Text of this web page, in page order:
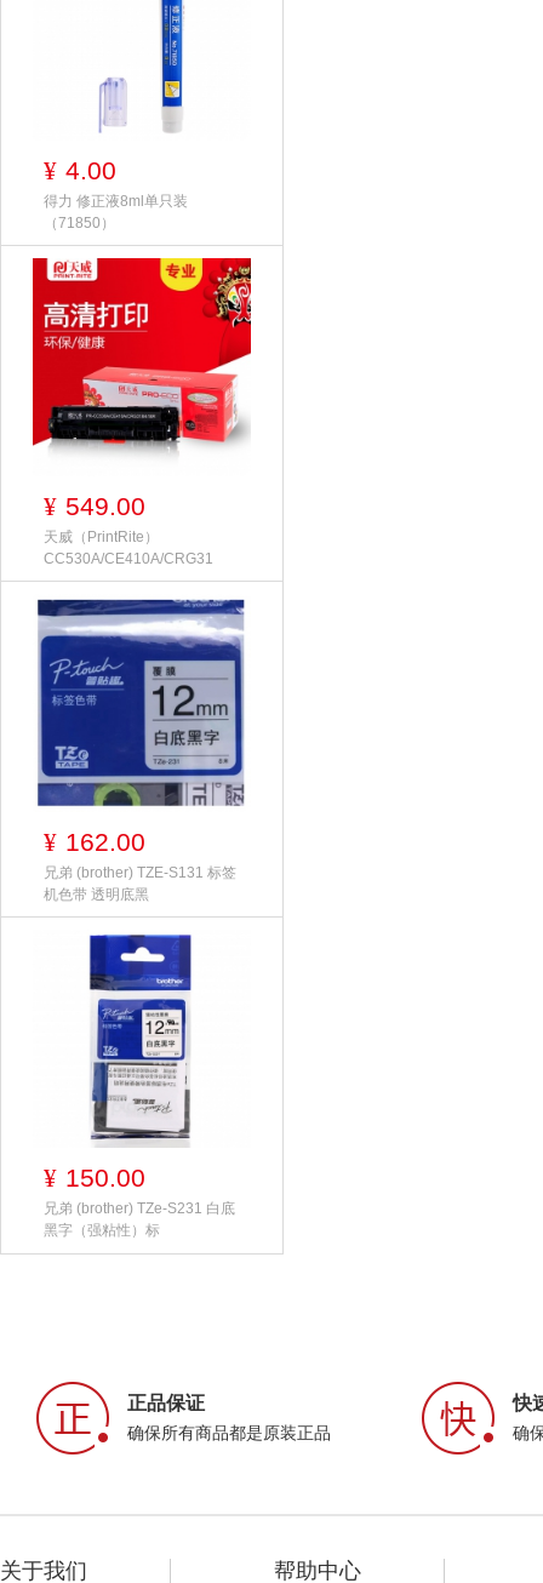
¥ 4.00
得力 修正液8ml单只装
（71850）
¥ 549.00
天威（PrintRite）
CC530A/CE410A/CRG31
¥ 162.00
兄弟 (brother) TZE-S131 标签
机色带 透明底黑
¥ 150.00
兄弟 (brother) TZe-S231 白底
黑字（强粘性）标
正品保证
确保所有商品都是原装正品
快
确
关于我们 帮助中心